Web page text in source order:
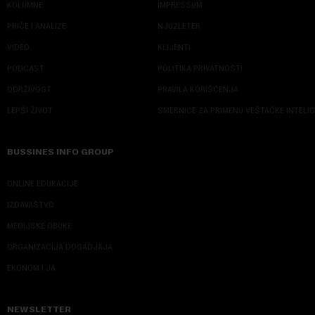
KOLUMNE
PRIČE I ANALIZE
VIDEO
PODCAST
ODRŽIVOST
LEPŠI ŽIVOT
IMPRESSUM
NJUZLETER
KLIJENTI
POLITIKA PRIVATNOSTI
PRAVILA KORIŠĆENJA
SMERNICE ZA PRIMENU VEŠTAČKE
BUSSINES INFO GROUP
ONLINE EDUKACIJE
IZDAVAŠTVO
MEDIJSKE OBUKE
ORGANIZACIJA DOGADJAJA
EKONOM I JA
NEWSLETTER